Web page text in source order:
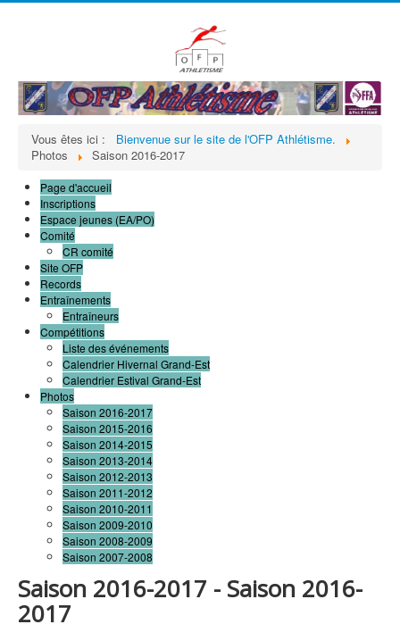
Vous êtes ici :
Bienvenue sur le site de l'OFP Athlétisme.
Photos
Saison 2016-2017
Page d'accueil
Inscriptions
Espace jeunes (EA/PO)
Comité
CR comité
Site OFP
Records
Entraînements
Entraîneurs
Compétitions
Liste des événements
Calendrier Hivernal Grand-Est
Calendrier Estival Grand-Est
Photos
Saison 2016-2017
Saison 2015-2016
Saison 2014-2015
Saison 2013-2014
Saison 2012-2013
Saison 2011-2012
Saison 2010-2011
Saison 2009-2010
Saison 2008-2009
Saison 2007-2008
Saison 2016-2017 - Saison 2016-
2017